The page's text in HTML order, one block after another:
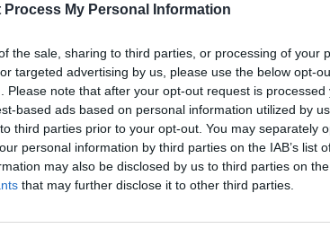
Process My Personal Information
the sale, sharing to third parties, or processing of your
targeted advertising by us, please use the below opt-
Please note that after your opt-out request is processed
based ads based on personal information utilized by
third parties prior to your opt-out. You may separately
personal information by third parties on the IAB’s list
may also be disclosed by us to third parties on the
that may further disclose it to other third parties.